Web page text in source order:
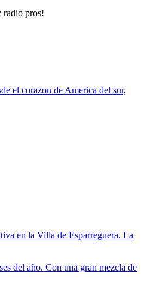
radio pros!
el corazon de America del sur,
en la Villa de Esparreguera. La
del año. Con una gran mezcla de